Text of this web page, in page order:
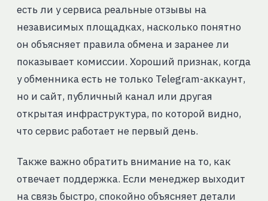
есть ли у сервиса реальные отзывы на
независимых площадках, насколько понятно
он объясняет правила обмена и заранее ли
показывает комиссии. Хороший признак, когда
у обменника есть не только Telegram-аккаунт,
но и сайт, публичный канал или другая
открытая инфраструктура, по которой видно,
что сервис работает не первый день.
Также важно обратить внимание на то, как
отвечает поддержка. Если менеджер выходит
на связь быстро, спокойно объясняет детали